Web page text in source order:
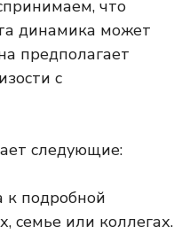
что
динамика может
предполагает
с
следующие:
к подробной
семье или коллегах.